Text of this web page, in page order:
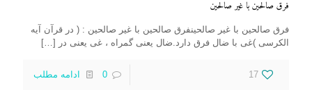
فرق صالحین با غیر صالحین
فرق صالحین با غیر صالحینفرق صالحین با غیر صالحین : ( در قرآن آیه
الکرسی )غی با ضال فرق دارد.ضال یعنی گمراه ، غی یعنی در
[…]
17
0 ادامه مطلب